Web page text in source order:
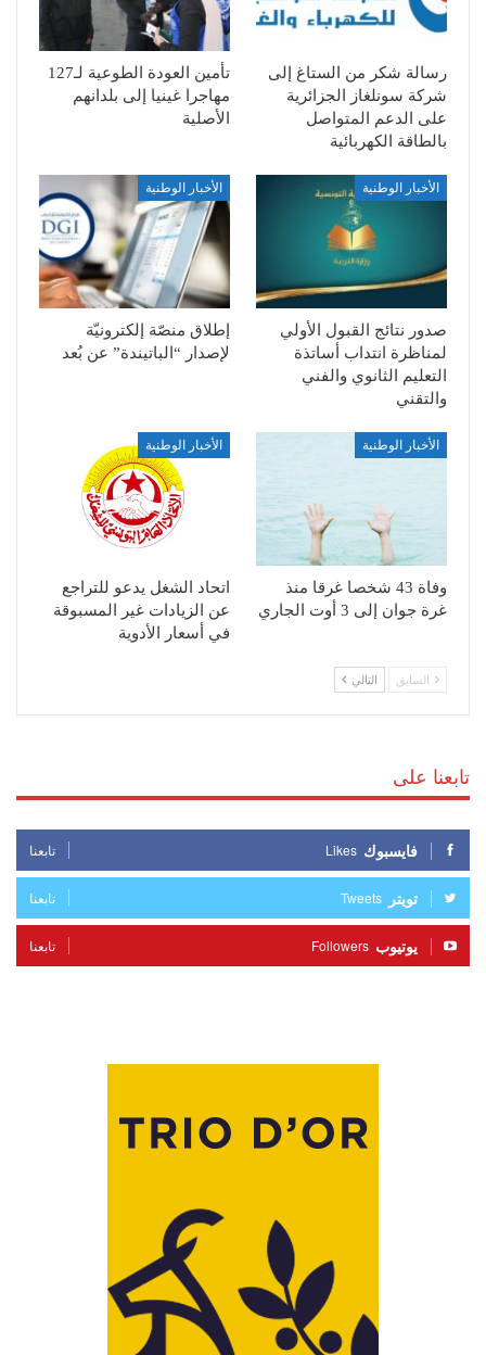
رسالة شكر من الستاغ إلى
شركة سونلغاز الجزائرية
على الدعم المتواصل
بالطاقة الكهربائية
تأمين العودة الطوعية لـ127
مهاجرا غينيا إلى بلدانهم
الأصلية
الأخبار الوطنية
صدور نتائج القبول الأولي
لمناظرة انتداب أساتذة
التعليم الثانوي والفني
والتقني
الأخبار الوطنية
إطلاق منصّة إلكترونيّة
لإصدار “الباتيندة” عن بُعد
الأخبار الوطنية
وفاة 43 شخصا غرقا منذ
غرة جوان إلى 3 أوت الجاري
الأخبار الوطنية
اتحاد الشغل يدعو للتراجع
عن الزيادات غير المسبوقة
في أسعار الأدوية
السابق التالي
تابعنا على
فايسبوك Likes تابعنا
تويتر Tweets تابعنا
يوتيوب Followers تابعنا